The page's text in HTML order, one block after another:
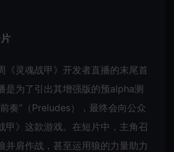
《灵魂战甲》开发者直播的末尾首
是为了引出其增强版的预alpha测
奏”（Preludes），最终会向公众
甲》这款游戏。在短片中，主角召
并肩作战，甚至运用狼的力量助力